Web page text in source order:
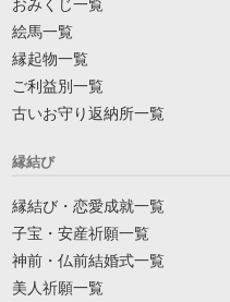
おみくじ一覧
絵馬一覧
縁起物一覧
ご利益別一覧
古いお守り返納所一覧
縁結び
縁結び・恋愛成就一覧
子宝・安産祈願一覧
神前・仏前結婚式一覧
美人祈願一覧